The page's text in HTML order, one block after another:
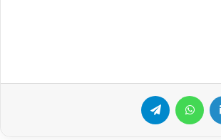
لينكدإن واتساب